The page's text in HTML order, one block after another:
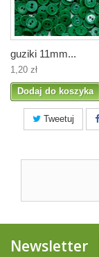
guziki 11mm...
1,20 zł
Dodaj do koszyka
Tweetuj
Newsletter